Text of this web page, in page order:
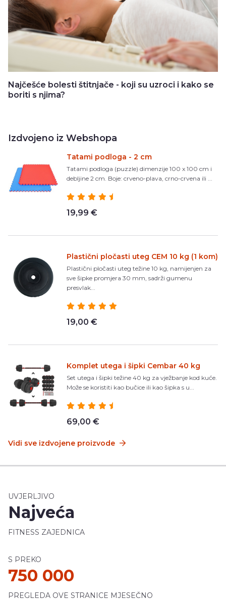
Najčešće bolesti štitnjače - koji su uzroci i kako se
boriti s njima?
Izdvojeno iz Webshopa
Tatami podloga - 2 cm
Tatami podloga (puzzle) dimenzije 100 x 100 cm i
debljine 2 cm. Boje: crveno-plava, crno-crvena ili ...
19,99 €
Plastični pločasti uteg CEM 10 kg (1 kom)
Plastični pločasti uteg težine 10 kg, namijenjen za
sve šipke promjera 30 mm, sadrži gumenu
presvlak...
19,00 €
Komplet utega i šipki Cembar 40 kg
Set utega i šipki težine 40 kg za vježbanje kod kuće.
Može se koristiti kao bučice ili kao šipka s u...
69,00 €
Vidi sve izdvojene proizvode
UVJERLJIVO
Najveća
FITNESS ZAJEDNICA
S PREKO
750 000
PREGLEDA OVE STRANICE MJESEČNO